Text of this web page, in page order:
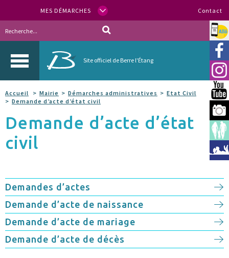
MES DÉMARCHES Contact
Site officiel de Berre l'Étang
Allo
Accueil Mairie Démarches administratives
Etat Civil
Demande d’acte d’état civil
Demande d’acte d’état
civil
Demandes d’actes
Demande d’acte de naissance
Demande d’acte de mariage
Demande d’acte de décès